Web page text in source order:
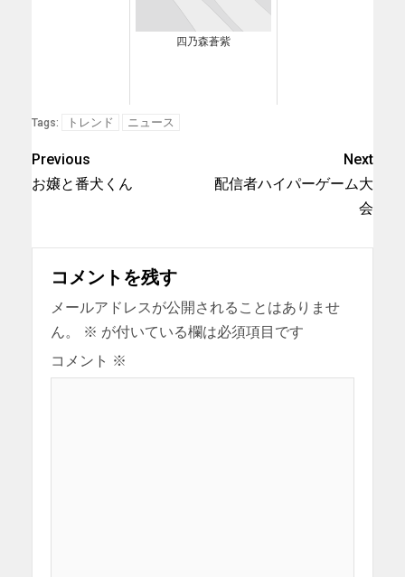
四乃森蒼紫
Tags: トレンド ニュース
Previous
お嬢と番犬くん
Next
配信者ハイパーゲーム大
会
コメントを残す
メールアドレスが公開されることはありませ
ん。
※ が付いている欄は必須項目です
コメント ※